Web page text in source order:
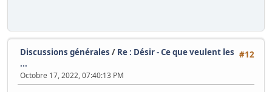
#12
Discussions générales / Re : Désir - Ce que veulent les
...
Octobre 17, 2022, 07:40:13 PM